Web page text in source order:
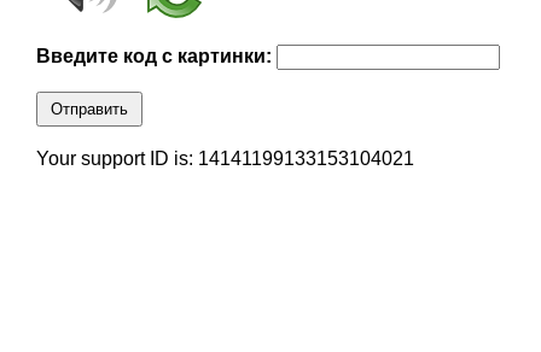
Введите код с картинки:
Отправить
Your support ID is: 14141199133153104021